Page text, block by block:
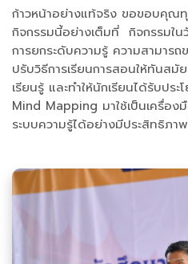
ก้าวหน้าอย่างแท้จริง ขอขอบคุณ
กิจกรรมนี้อย่างเต็มที่ กิจกรรมใ
การยกระดับความรู้ ความสามาร
ปรับวิธีการเรียนการสอนให้ทันส
เรียนรู้ และทำให้นักเรียนได้รับปร
Mind Mapping มาใช้เป็นเครื่อง
ระบบความรู้ได้อย่างมีประสิทธิภา